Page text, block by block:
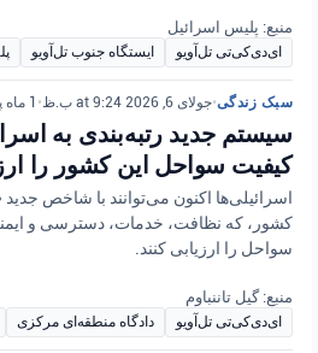
منبع: پلیس اسرائیل
ای‌دی‌کی‌تی تل‌آویو ایستگاه جنوب تل‌آویو
سبک زندگی•جولای 6, 2026 at 9:24 ب.ظ • 1 ماه پیش
سیستم جدید رتبه‌بندی به
کیفیت سواحل این کشور را
اسرائيلی‌ها اکنون می‌توانند با شاخص
کشور، که نظافت، خدمات، دسترسی و
سواحل را ارزيابی کنند.
منبع: گیل تاننباوم
ای‌دی‌کی‌تی تل‌آویو دادگاه منطقه‌ای مرکزی